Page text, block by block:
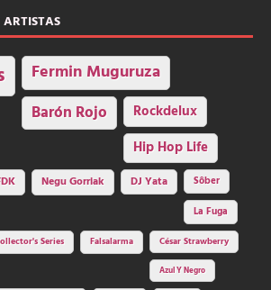
Fermin Muguruza
Barón Rojo Rockdelux
Hip Hop Life
Negu Gorriak DJ Yata
Sôber
La Fuga
Series Falsalarma César Strawberry
Azul Y Negro